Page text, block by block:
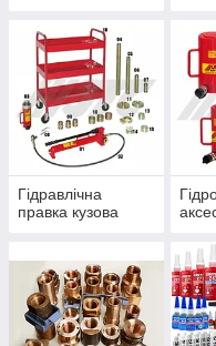
Гідравлічна
правка кузова